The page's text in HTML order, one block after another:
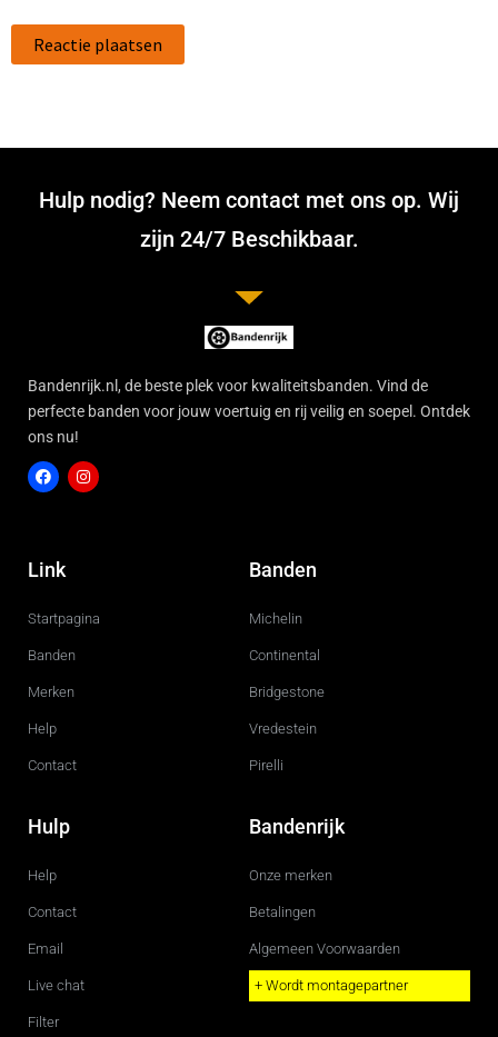
Hulp nodig? Neem contact met ons op. Wij
zijn 24/7 Beschikbaar.
Bandenrijk.nl, de beste plek voor kwaliteitsbanden. Vind de
perfecte banden voor jouw voertuig en rij veilig en soepel. Ontdek
ons nu!
c
e
o
g
r
Link
Startpagina
Banden
Merken
Help
Contact
Banden
Michelin
Continental
Bridgestone
Vredestein
Pirelli
Hulp
Help
Contact
Email
Live chat
Filter
Bandenrijk
Onze merken
Betalingen
Algemeen Voorwaarden
+ Wordt montagepartner